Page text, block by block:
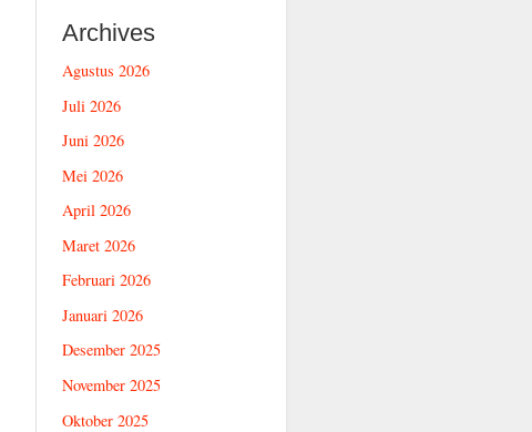
Archives
Agustus 2026
Juli 2026
Juni 2026
Mei 2026
April 2026
Maret 2026
Februari 2026
Januari 2026
Desember 2025
November 2025
Oktober 2025